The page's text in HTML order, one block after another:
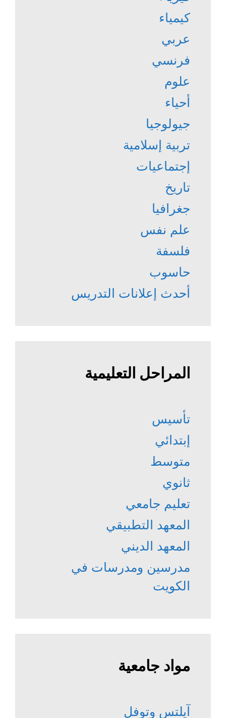
كيمياء
عربي
فرنسي
علوم
أحياء
جيولوجيا
تربية إسلامية
إجتماعيات
تاريخ
جغرافيا
علم نفس
فلسفة
حاسوب
أحدث إعلانات التدريس
المراحل التعليمية
تأسيس
إبتدائي
متوسط
ثانوي
تعليم جامعي
المعهد التطبيقي
المعهد الديني
مدرسين ومدرسات في
الكويت
مواد جامعية
آيلتس وتوفل